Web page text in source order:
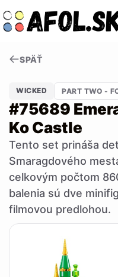
to
content
SPÄŤ
WICKED PART TWO -
#75689
Ko Castle
Tento set prináša
Smaragdového
celkovým počtom
balenia sú dve
filmovou predlohou.